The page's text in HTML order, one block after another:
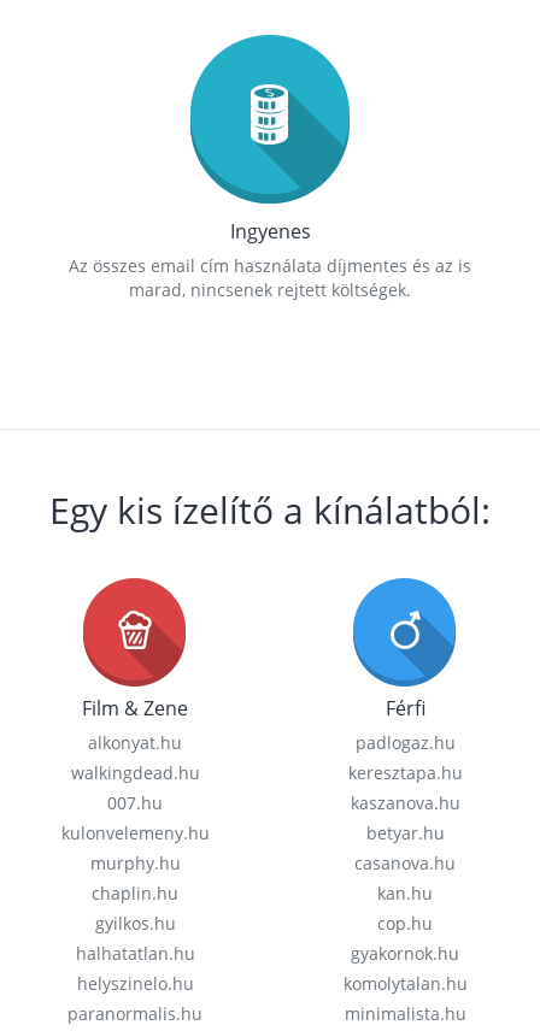
Ingyenes
Az összes email cím használata díjmentes és az is
marad, nincsenek rejtett költségek.
Egy kis ízelítő a kínálatból:
Film & Zene
alkonyat.hu
walkingdead.hu
007.hu
kulonvelemeny.hu
murphy.hu
chaplin.hu
gyilkos.hu
halhatatlan.hu
helyszinelo.hu
paranormalis.hu
Férfi
padlogaz.hu
keresztapa.hu
kaszanova.hu
betyar.hu
casanova.hu
kan.hu
cop.hu
gyakornok.hu
komolytalan.hu
minimalista.hu